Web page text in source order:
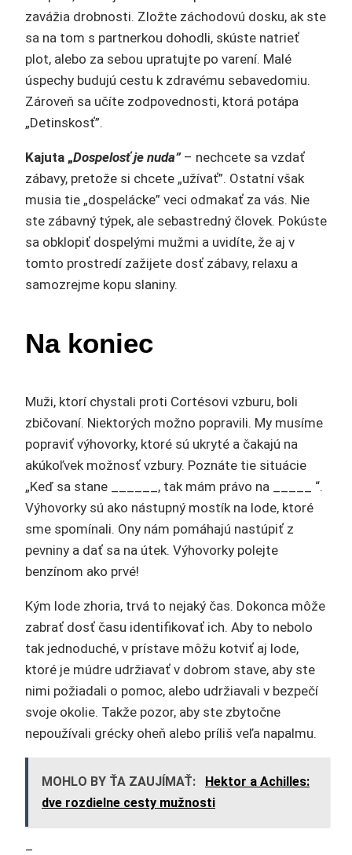
zavážia drobnosti. Zložte záchodovú dosku, ak ste
sa na tom s partnerkou dohodli, skúste natrieť
plot, alebo za sebou upratujte po varení. Malé
úspechy budujú cestu k zdravému sebavedomiu.
Zároveň sa učíte zodpovednosti, ktorá potápa
„Detinskosť”.
Kajuta „Dospelosť je nuda”– nechcete sa vzdať
zábavy, pretože si chcete „užívať”. Ostatní však
musia tie „dospelácke” veci odmakať za vás. Nie
ste zábavný týpek, ale sebastredný človek. Pokúste
sa obklopiť dospelými mužmi a uvidíte, že aj v
tomto prostredí zažijete dosť zábavy, relaxu a
samozrejme kopu slaniny.
Na koniec
Muži, ktorí chystali proti Cortésovi vzburu, boli
zbičovaní. Niektorých možno popravili. My musíme
popraviť výhovorky, ktoré sú ukryté a čakajú na
akúkoľvek možnosť vzbury. Poznáte tie situácie
„Keď sa stane ______, tak mám právo na _____ “.
Výhovorky sú ako nástupný mostík na lode, ktoré
sme spomínali. Ony nám pomáhajú nastúpiť z
pevniny a dať sa na útek. Výhovorky polejte
benzínom ako prvé!
Kým lode zhoria, trvá to nejaký čas. Dokonca môže
zabrať dosť času identifikovať ich. Aby to nebolo
tak jednoduché, v prístave môžu kotviť aj lode,
ktoré je múdre udržiavať v dobrom stave, aby ste
nimi požiadali o pomoc, alebo udržiavali v bezpečí
svoje okolie. Takže pozor, aby ste zbytočne
nepoužívali grécky oheň alebo príliš veľa napalmu.
MOHLO BY ŤA ZAUJÍMAŤ:
Hektor a Achilles:
dve rozdielne cesty mužnosti
–